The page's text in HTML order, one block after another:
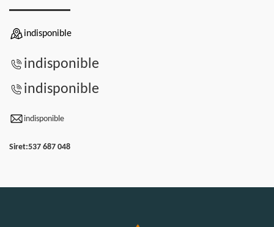
indisponible
indisponible
indisponible
indisponible
Siret:537 687 048